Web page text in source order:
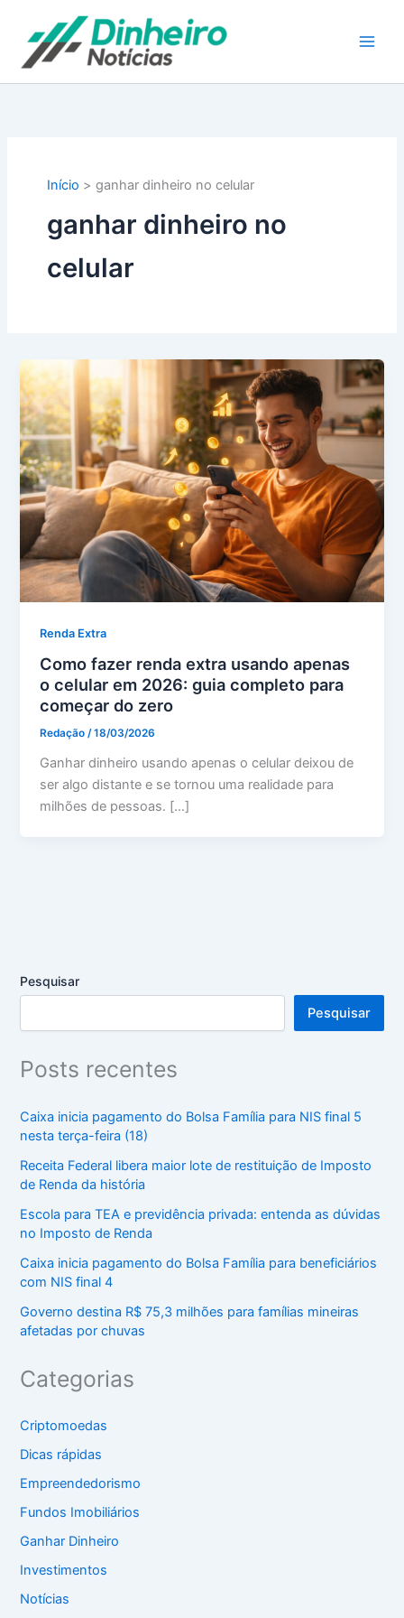
Início ganhar dinheiro no celular
ganhar dinheiro no
celular
Renda Extra
Como fazer renda extra usando apenas
o celular em 2026: guia completo para
começar do zero
Redação/18/03/2026
Ganhar dinheiro usando apenas o celular deixou de
ser algo distante e se tornou uma realidade para
milhões de pessoas. […]
Pesquisar
Pesquisar
Posts recentes
Caixa inicia pagamento do Bolsa Família para NIS final 5
nesta terça-feira (18)
Receita Federal libera maior lote de restituição de Imposto
de Renda da história
Escola para TEA e previdência privada: entenda as dúvidas
no Imposto de Renda
Caixa inicia pagamento do Bolsa Família para beneficiários
com NIS final 4
Governo destina R$ 75,3 milhões para famílias mineiras
afetadas por chuvas
Categorias
Criptomoedas
Dicas rápidas
Empreendedorismo
Fundos Imobiliários
Ganhar Dinheiro
Investimentos
Notícias